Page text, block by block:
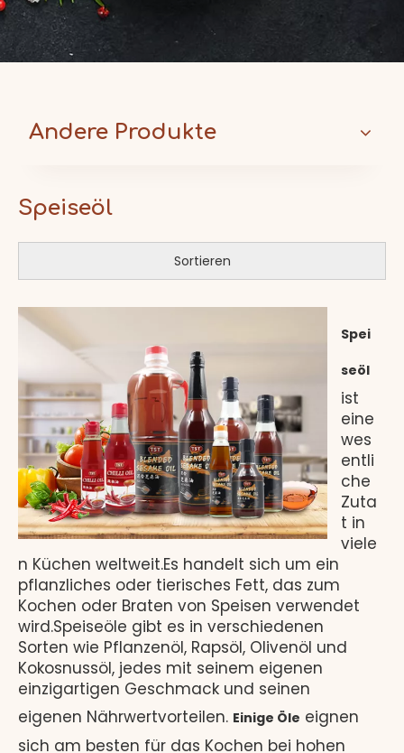
Andere Produkte
Speiseöl
Sortieren
Spei
seöl
ist
eine
wes
entli
che
Zuta
t in
viele
n Küchen weltweit.Es handelt sich um ein
pflanzliches oder tierisches Fett, das zum
Kochen oder Braten von Speisen verwendet
wird.Speiseöle gibt es in verschiedenen
Sorten wie Pflanzenöl, Rapsöl, Olivenöl und
Kokosnussöl, jedes mit seinem eigenen
einzigartigen Geschmack und seinen
eigenen Nährwertvorteilen. Einige Öle eignen
sich am besten für das Kochen bei hohen